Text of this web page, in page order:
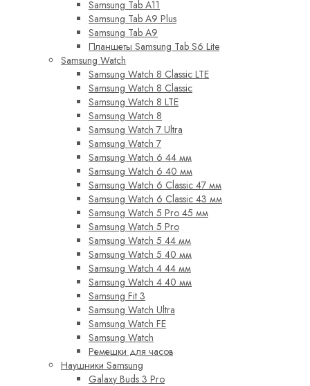
Samsung Tab A11
Samsung Tab A9 Plus
Samsung Tab A9
Планшеты Samsung Tab S6 Lite
Samsung Watch
Samsung Watch 8 Classic LTE
Samsung Watch 8 Classic
Samsung Watch 8 LTE
Samsung Watch 8
Samsung Watch 7 Ultra
Samsung Watch 7
Samsung Watch 6 44 мм
Samsung Watch 6 40 мм
Samsung Watch 6 Classic 47 мм
Samsung Watch 6 Classic 43 мм
Samsung Watch 5 Pro 45 мм
Samsung Watch 5 Pro
Samsung Watch 5 44 мм
Samsung Watch 5 40 мм
Samsung Watch 4 44 мм
Samsung Watch 4 40 мм
Samsung Fit 3
Samsung Watch Ultra
Samsung Watch FE
Samsung Watch
Ремешки для часов
Наушники Samsung
Galaxy Buds 3 Pro